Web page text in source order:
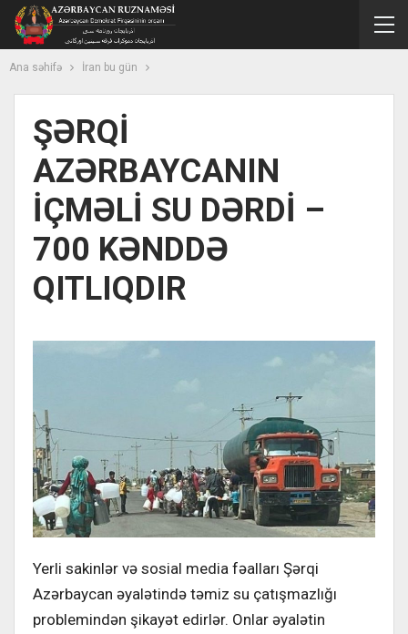
Ana səhifə İran bu gün
ŞƏRQİ
AZƏRBAYCANIN
İÇMƏLİ SU DƏRDİ –
700 KƏNDDƏ
QITLIQDIR
Yerli sakinlər və sosial media fəalları Şərqi
Azərbaycan əyalətində təmiz su çatışmazlığı
problemindən şikayət edirlər. Onlar əyalətin